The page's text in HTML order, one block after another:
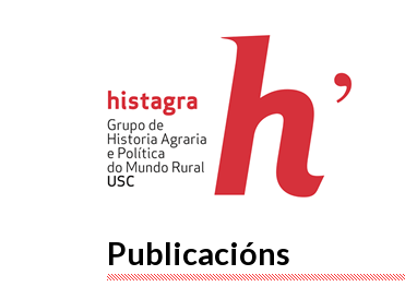
Publicacións